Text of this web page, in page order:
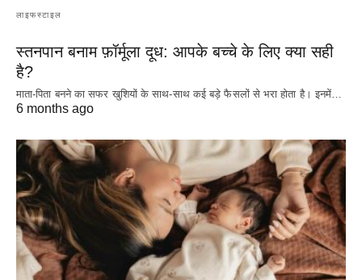
लाइफस्टाइल
स्तनपान बनाम फ़ॉर्मूला दूध: आपके बच्चे के लिए क्या सही
है?
माता-पिता बनने का सफर खुशियों के साथ-साथ कई बड़े फैसलों से भरा होता है। इनमें…
6 months ago